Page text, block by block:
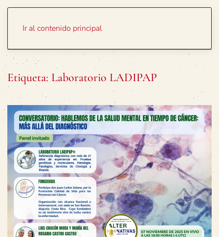
Ir al contenido principal
Etiqueta: Laboratorio LADIPAP